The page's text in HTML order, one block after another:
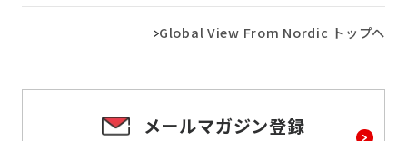
Global View From Nordic トップへ
メールマガジン登録